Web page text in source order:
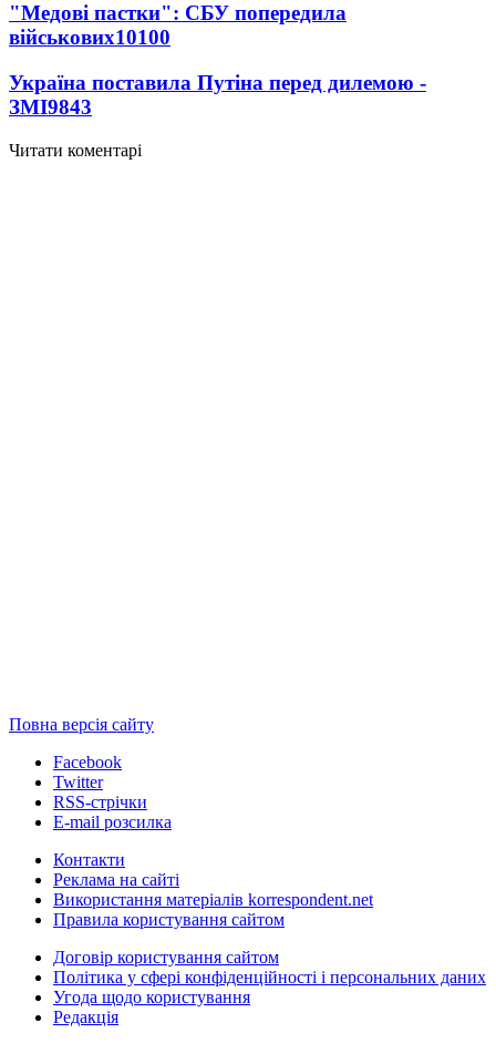
"Медові пастки": СБУ попередила
військових10100
Україна поставила Путіна перед дилемою -
ЗМІ9843
Читати коментарі
Повна версія сайту
Facebook
Twitter
RSS-стрічки
E-mail розсилка
Контакти
Реклама на сайті
Використання матеріалів korrespondent.net
Правила користування сайтом
Договір користування сайтом
Політика у сфері конфіденційності і персональних даних
Угода щодо користування
Редакція